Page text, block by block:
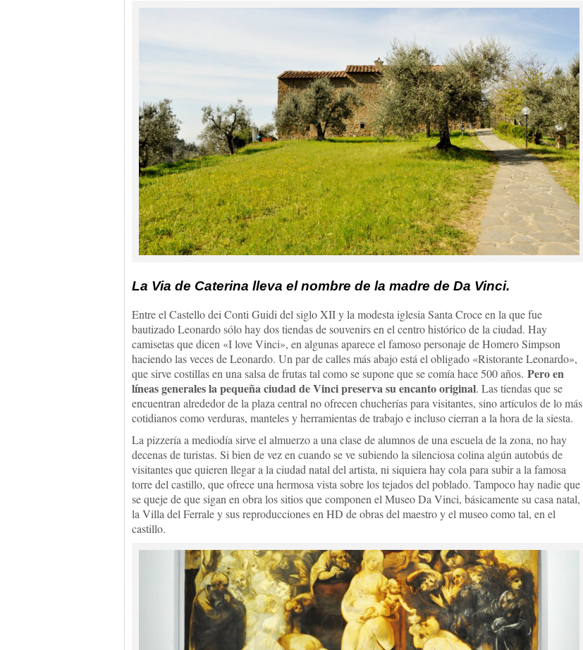
La Via de Caterina lleva el nombre de la madre de Da Vinci.
Entre el Castello dei Conti Guidi del siglo XII y la modesta iglesia Santa Croce en la que fue
bautizado Leonardo sólo hay dos tiendas de souvenirs en el centro histórico de la ciudad. Hay
camisetas que dicen «I love Vinci», en algunas aparece el famoso personaje de Homero Simpson
haciendo las veces de Leonardo. Un par de calles más abajo está el obligado «Ristorante Leonardo»,
que sirve costillas en una salsa de frutas tal como se supone que se comía hace 500 años. Pero en
líneas generales la pequeña ciudad de Vinci preserva su encanto original. Las tiendas que se
encuentran alrededor de la plaza central no ofrecen chucherías para visitantes, sino artículos de lo más
cotidianos como verduras, manteles y herramientas de trabajo e incluso cierran a la hora de la siesta.
La pizzería a mediodía sirve el almuerzo a una clase de alumnos de una escuela de la zona, no hay
decenas de turistas. Si bien de vez en cuando se ve subiendo la silenciosa colina algún autobús de
visitantes que quieren llegar a la ciudad natal del artista, ni siquiera hay cola para subir a la famosa
torre del castillo, que ofrece una hermosa vista sobre los tejados del poblado. Tampoco hay nadie que
se queje de que sigan en obra los sitios que componen el Museo Da Vinci, básicamente su casa natal,
la Villa del Ferrale y sus reproducciones en HD de obras del maestro y el museo como tal, en el
castillo.